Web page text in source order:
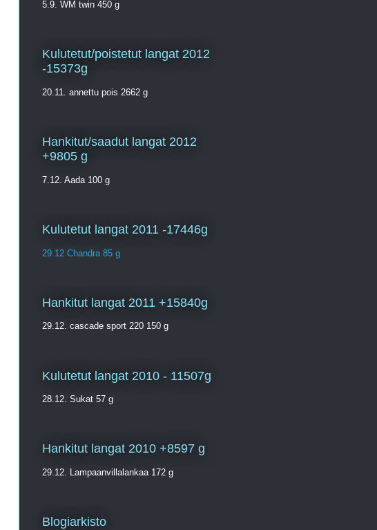
5.9. WM twin 450 g
Kulutetut/poistetut langat 2012
-15373g
20.11. annettu pois 2662 g
Hankitut/saadut langat 2012
+9805 g
7.12. Aada 100 g
Kulutetut langat 2011 -17446g
29.12 Chandra 85 g
Hankitut langat 2011 +15840g
29.12. cascade sport 220 150 g
Kulutetut langat 2010 - 11507g
28.12. Sukat 57 g
Hankitut langat 2010 +8597 g
29.12. Lampaanvillalankaa 172 g
Blogiarkisto